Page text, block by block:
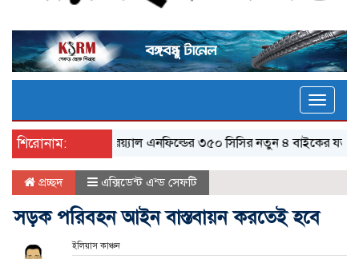
Toggle
শিরোনাম:
র‌য়্যাল এনফিল্ডের ৩৫০ সিসির নতুন ৪ বাইকের যত ফিচার
প্রচ্ছদ এক্সিডেন্ট এন্ড সেফটি
সড়ক পরিবহন আইন বাস্তবায়ন করতেই হবে
ইলিয়াস কাঞ্চন